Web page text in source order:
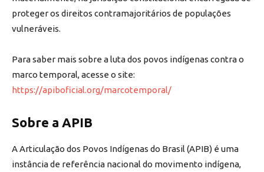
proteger os direitos contramajoritários de populações
vulneráveis.
Para saber mais sobre a luta dos povos indígenas contra o
marco temporal, acesse o site:
https://apiboficial.org/marcotemporal/
Sobre a APIB
A Articulação dos Povos Indígenas do Brasil (APIB) é uma
instância de referência nacional do movimento indígena,